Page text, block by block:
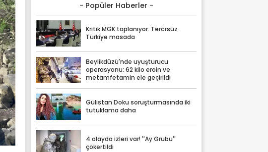
- Popüler Haberler -
Kritik MGK toplanıyor: Terörsüz
Türkiye masada
Beylikdüzü'nde uyuşturucu
operasyonu: 62 kilo eroin ve
metamfetamin ele geçirildi
Gülistan Doku soruşturmasında iki
tutuklama daha
4 olayda izleri var! ''Ay Grubu''
çökertildi